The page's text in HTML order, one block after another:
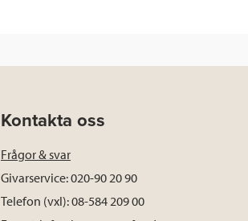
Kontakta oss
Frågor & svar
Givarservice: 020-90 20 90
Telefon (vxl): 08-584 209 00